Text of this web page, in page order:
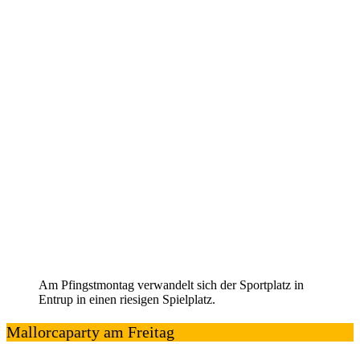
Am Pfingstmontag verwandelt sich der Sportplatz in
Entrup in einen riesigen Spielplatz.
Mallorcaparty am Freitag